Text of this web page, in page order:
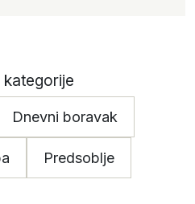
kategorije
Dnevni boravak
Predsoblje